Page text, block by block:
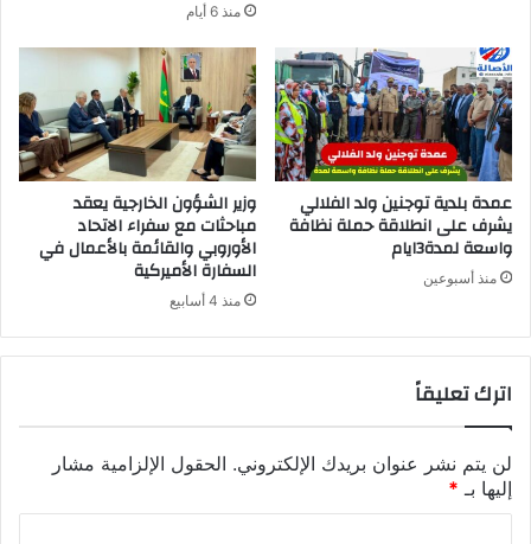
منذ 6 أيام
عمدة بلدية توجنين ولد الفلالي
يشرف على انطلاقة حملة نظافة
واسعة لمدة3ايام
منذ أسبوعين
وزير الشؤون الخارجية يعقد
مباحثات مع سفراء الاتحاد
الأوروبي والقائمة بالأعمال في
السفارة الأميركية
منذ 4 أسابيع
اترك تعليقاً
لن يتم نشر عنوان بريدك الإلكتروني. الحقول الإلزامية مشار
إليها بـ *